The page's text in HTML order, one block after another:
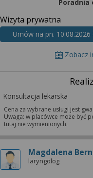
Wizyta prywatna
Umów na pn. 10.08.2026
Zobacz
Konsultacja lekarska
Cena za wybrane usługi jest
Uwaga: w placówce może być
tutaj nie wymienionych.
Magdalena
laryngolog
danych tylko w
dowiedzieć się więcej
za pomocą
Więcej informacji na
narzędzi
znajdziesz w